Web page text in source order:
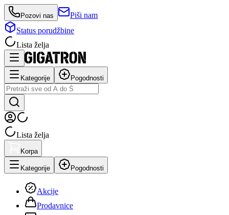
Pozovi nas
Piši nam
Status porudžbine
Lista želja
Kategorije Pogodnosti
Lista želja
Korpa
Kategorije Pogodnosti
Akcije
Prodavnice